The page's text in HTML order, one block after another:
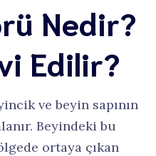
Nedir?
Edilir?
ve beyin sapının
Beyindeki bu
ortaya çıkan